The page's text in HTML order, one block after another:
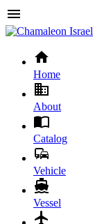
Home
About
Catalog
Vehicle
Vessel